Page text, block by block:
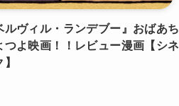
ルヴィル・ランデブー』おばあち
つよ映画！！レビュー漫画【シネ